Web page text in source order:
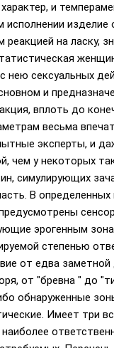
и
исполнении изделие
реакцией на ласку,
нею сексуальных
и
вплоть до
весьма
эксперты, и
чем у некоторых
симулирующих
В определенных
эрогенным
степенью
от едва заметной
от "бревна " до
обнаруженные
Имеет три